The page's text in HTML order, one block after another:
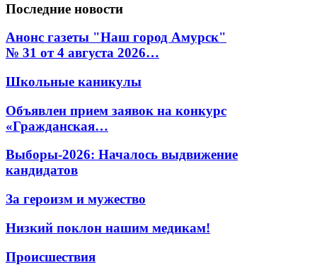
Последние новости
Анонс газеты "Наш город Амурск"
№ 31 от 4 августа 2026…
Школьные каникулы
Объявлен прием заявок на конкурс
«Гражданская…
Выборы-2026: Началось выдвижение
кандидатов
За героизм и мужество
Низкий поклон нашим медикам!
Происшествия